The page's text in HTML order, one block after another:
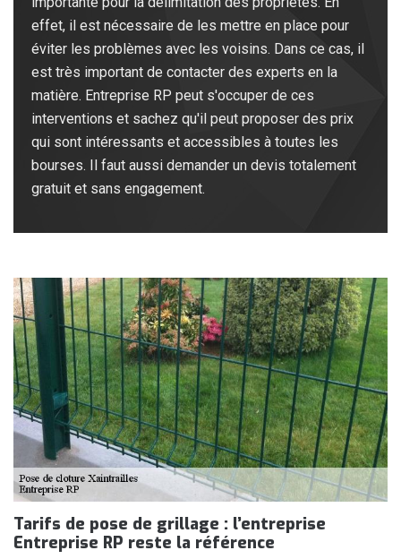
effet, il est nécessaire de les mettre en place pour
éviter les problèmes avec les voisins. Dans ce cas, il
est très important de contacter des experts en la
matière. Entreprise RP peut s'occuper de ces
interventions et sachez qu'il peut proposer des prix
qui sont intéressants et accessibles à toutes les
bourses. Il faut aussi demander un devis totalement
gratuit et sans engagement.
Tarifs de pose de grillage : l’entreprise
Entreprise RP reste la référence